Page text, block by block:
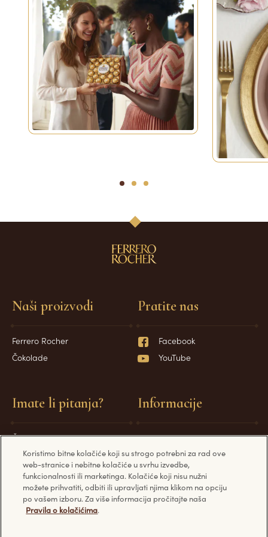
1 2 3
Naši proizvodi
Ferrero Rocher
Čokolade
Imate li pitanja?
Često postavljana pitanja
Kontaktirajte nas
Informacije
Tehnički zahtjevi
Pravila privatnosti
Pravila kolačića
Pratite nas
Facebook
YouTube
Koristimo bitne kolačiće koji su strogo potrebni za rad ove
web-stranice i nebitne kolačiće u svrhu izvedbe,
funkcionalnosti ili marketinga. Kolačiće koji nisu nužni
možete prihvatiti, odbiti ili upravljati njima klikom na opciju
po vašem izboru. Za više informacija pročitajte naša
Pravila o kolačićima.